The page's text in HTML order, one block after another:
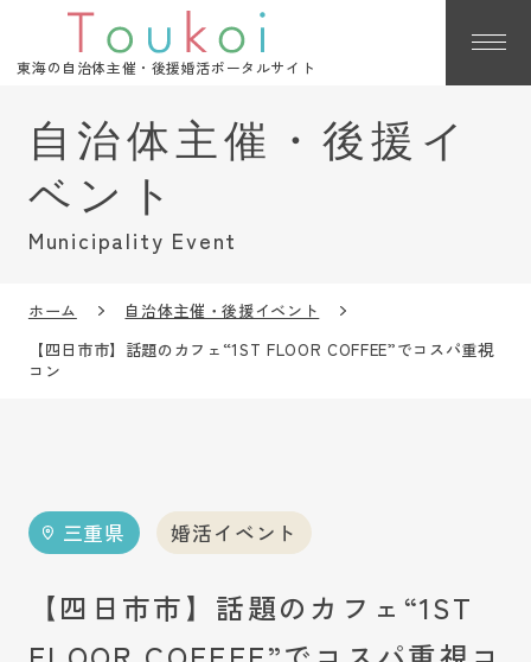
東海の自治体主催・後援婚活ポータルサイト
Municipality Event
ホーム
自治体主催・後援イベント
【四日市市】話題のカフェ“1ST FLOOR COFFEE”でコスパ重視
コン
三重県 婚活イベント
【四日市市】話題のカフェ“1ST